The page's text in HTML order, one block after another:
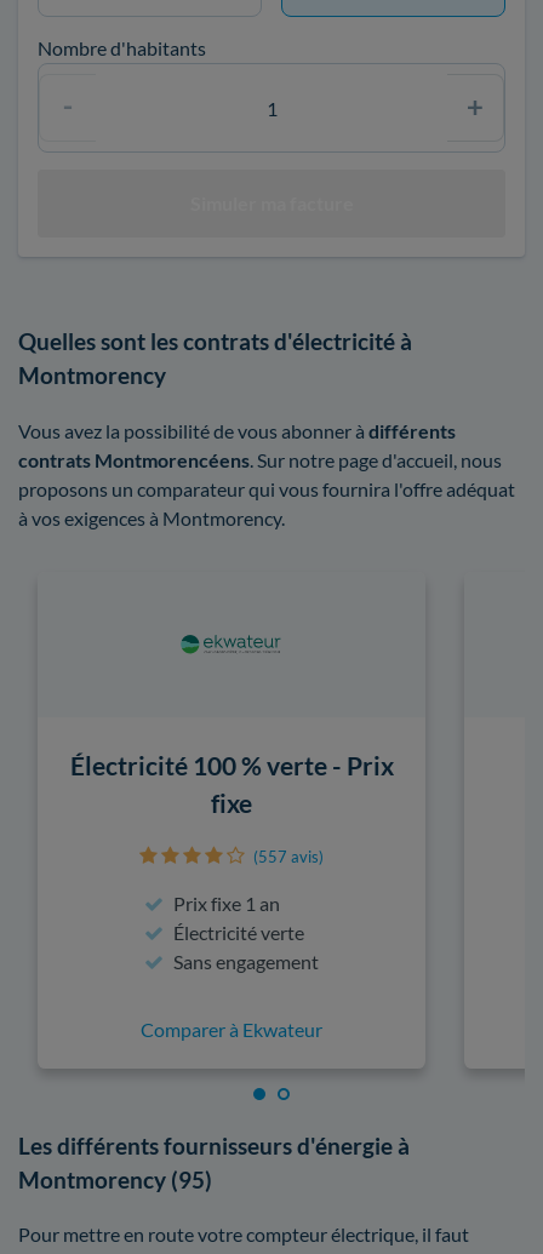
Nombre d'habitants
Quelles sont les contrats d'électricité à
Montmorency
Vous avez la possibilité de vous abonner à différents
contrats Montmorencéens . Sur notre page d'accueil, nous
proposons un comparateur qui vous fournira l'offre adéquat
à vos exigences à Montmorency.
Électricité 100 % verte - Prix
fixe
(557 avis)
Prix fixe 1 an
Électricité verte
Sans engagement
Comparer à Ekwateur
Les différents fournisseurs d'énergie à
Montmorency (95)
Pour mettre en route votre compteur électrique, il faut